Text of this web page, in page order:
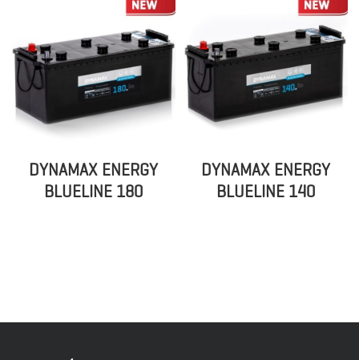
DYNAMAX ENERGY
BLUELINE 180
DYNAMAX ENERGY
BLUELINE 140